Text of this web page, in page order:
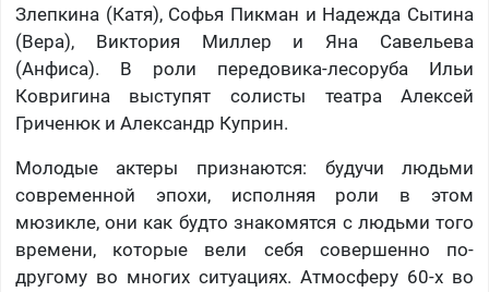
Злепкина (Катя), Софья Пикман и Надежда Сытина
(Вера), Виктория Миллер и Яна Савельева
(Анфиса). В роли передовика-лесоруба Ильи
Ковригина выступят солисты театра Алексей
Гриченюк и Александр Куприн.
Молодые актеры признаются: будучи людьми
современной эпохи, исполняя роли в этом
мюзикле, они как будто знакомятся с людьми того
времени, которые вели себя совершенно по-
другому во многих ситуациях. Атмосферу 60-х во